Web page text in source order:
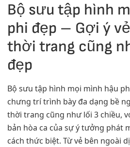
Bộ sưu tập hình
phi đẹp – Gợi ý
thời trang cũng
đẹp
Bộ sưu tập hình mọi mình hậu
chưng trí trình bày đa dạng bề
thời trang cũng như lối 3 chiều,
bản hòa ca của sự ý tưởng phát
cách thức biệt. Từ vẻ bên ngoài